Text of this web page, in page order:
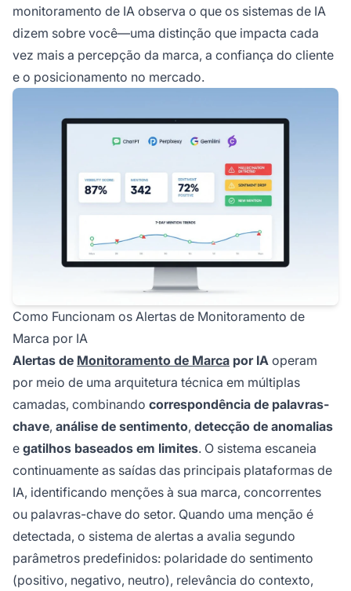
monitoramento de IA observa o que os sistemas de IA
dizem sobre você—uma distinção que impacta cada
vez mais a percepção da marca, a confiança do cliente
e o posicionamento no mercado.
Como Funcionam os Alertas de Monitoramento de
Marca por IA
Alertas de Monitoramento de Marca por IA operam
por meio de uma arquitetura técnica em múltiplas
camadas, combinando correspondência de palavras-
chave, análise de sentimento, detecção de anomalias
e gatilhos baseados em limites. O sistema escaneia
continuamente as saídas das principais plataformas de
IA, identificando menções à sua marca, concorrentes
ou palavras-chave do setor. Quando uma menção é
detectada, o sistema de alertas a avalia segundo
parâmetros predefinidos: polaridade do sentimento
(positivo, negativo, neutro), relevância do contexto,